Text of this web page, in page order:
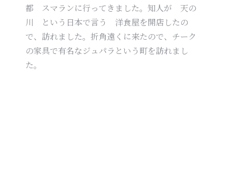
都 スマランに行ってきました。知人が 天の
川 という日本で言う 洋食屋を開店したの
で、訪れました。折角遠くに来たので、チーク
の家具で有名なジュパラという町を訪れまし
た。